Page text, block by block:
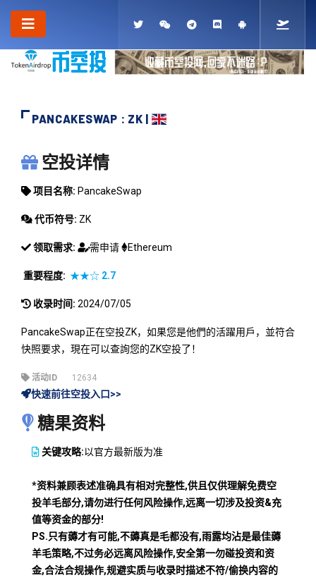
PANCAKESWAP : ZK |
PANCAKESWAP
空投详情
项目名称: PancakeSwap
代币符号: ZK
领取需求: 需申请 Ethereum
重要程度: ★★☆ 2.7
收录时间: 2024/07/05
PancakeSwap正在空投ZK，如果您是他們的活躍用戶，並符合
快照要求，現在可以查詢您的ZK空投了！
活动ID 12634
快速前往空投入口>>
糖果资料
关键攻略:以官方最新版为准
*资料兼顾表述准确具有相对完整性,供且仅供理解免费空
投羊毛部分,请勿进行任何风险操作,远离一切涉及投资&充
值等资金的部分!
PS.只有薅才有可能,不薅真是毛都没有,雨露均沾是最佳薅
羊毛策略,不过务必远离风险操作,安全第一勿碰投资和资
金,合法合规操作,规避实质与收录时描述不符/偷换内容的